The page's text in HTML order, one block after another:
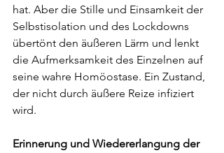
hat. Aber die Stille und Einsamkeit der
Selbstisolation und des Lockdowns
übertönt den äußeren Lärm und lenkt
die Aufmerksamkeit des Einzelnen auf
seine wahre Homöostase. Ein Zustand,
der nicht durch äußere Reize infiziert
wird.
Erinnerung und Wiedererlangung der